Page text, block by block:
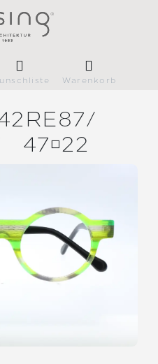
Warenkorb
4722